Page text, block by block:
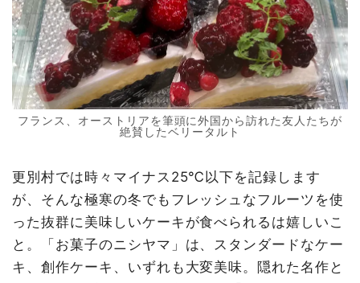
フランス、オーストリアを筆頭に外国から訪れた友人たちが
絶賛したベリータルト
更別村では時々マイナス25℃以下を記録します
が、そんな極寒の冬でもフレッシュなフルーツを使
った抜群に美味しいケーキが食べられるは嬉しいこ
と。「お菓子のニシヤマ」は、スタンダードなケー
キ、創作ケーキ、いずれも大変美味。隠れた名作と